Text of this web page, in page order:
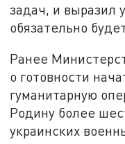
задач, и выразил
обязательно
Ранее
о готовности
гуманитарную
Родину более
украинских